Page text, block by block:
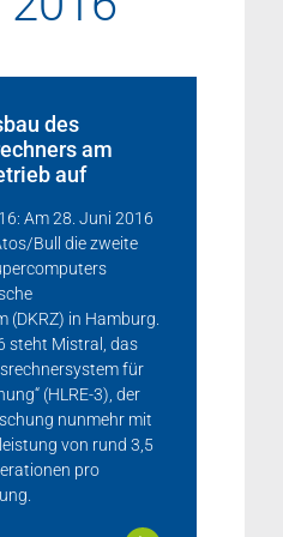
des
am
auf
Am 28. Juni 2016
Bull die zweite
(DKRZ) in Hamburg.
steht Mistral, das
für
(HLRE-3), der
nunmehr mit
von rund 3,5
pro